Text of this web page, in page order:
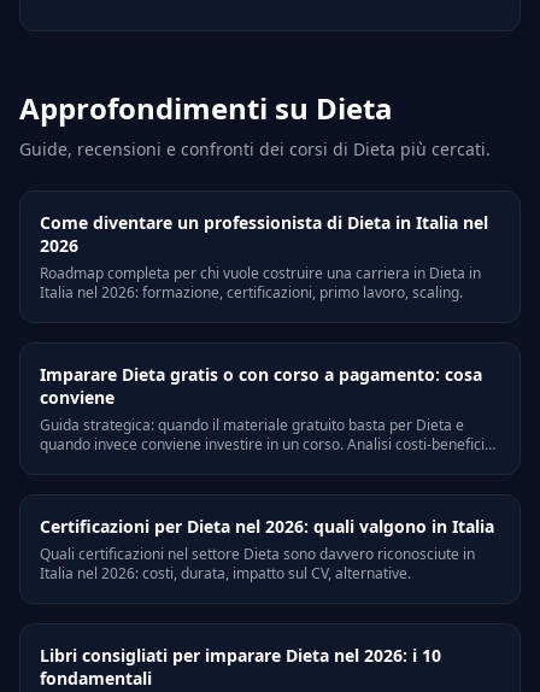
Approfondimenti su Dieta
Guide, recensioni e confronti dei corsi di Dieta più cercati.
Come diventare un professionista di Dieta in Italia nel
2026
Roadmap completa per chi vuole costruire una carriera in Dieta in
Italia nel 2026: formazione, certificazioni, primo lavoro, scaling.
Imparare Dieta gratis o con corso a pagamento: cosa
conviene
Guida strategica: quando il materiale gratuito basta per Dieta e
quando invece conviene investire in un corso. Analisi costi-benefici
Certificazioni per Dieta nel 2026: quali valgono in Italia
Quali certificazioni nel settore Dieta sono davvero riconosciute in
Italia nel 2026: costi, durata, impatto sul CV, alternative.
Libri consigliati per imparare Dieta nel 2026: i 10
fondamentali